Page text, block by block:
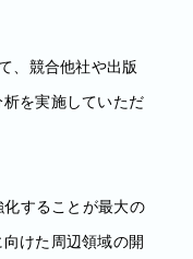
、競合他社や出版
を実施していただ
することが最大の
けた周辺領域の開